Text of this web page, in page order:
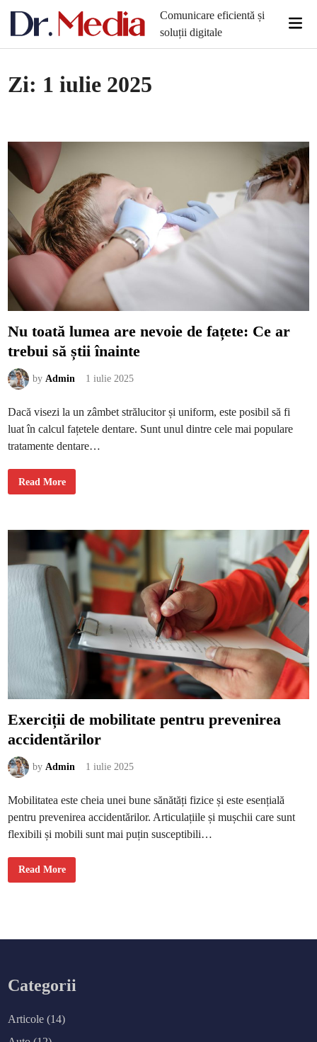
Comunicare eficientă și
soluții digitale
Zi: 1 iulie 2025
Nu toată lumea are nevoie de fațete: Ce ar
trebui să știi înainte
byAdmin 1 iulie 2025
Dacă visezi la un zâmbet strălucitor și uniform, este posibil să fi
luat în calcul fațetele dentare. Sunt unul dintre cele mai populare
tratamente dentare…
N
m
a
a
e
e
:
C
e
a
t
r
b
u
i
ă
ș
i
n
Read More
Exerciții de mobilitate pentru prevenirea
accidentărilor
byAdmin 1 iulie 2025
Mobilitatea este cheia unei bune sănătăți fizice și este esențială
pentru prevenirea accidentărilor. Articulațiile și mușchii care sunt
flexibili și mobili sunt mai puțin susceptibili…
E
i
o
b
i
t
Read More
Categorii
Articole (14)